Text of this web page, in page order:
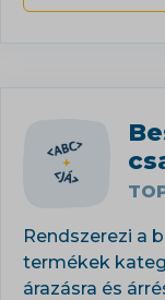
Rendszerezi a
termékek
árazásra és